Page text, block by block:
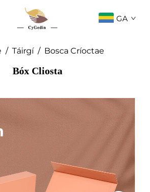
GA
/ Táirgí / Bosca Críoctae
Bóx Cliosta